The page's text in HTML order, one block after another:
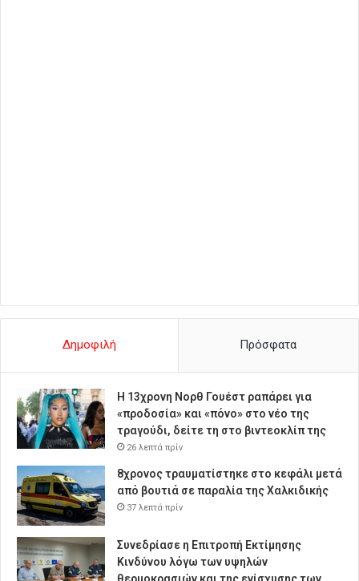
Δημοφιλή Πρόσφατα
Η 13χρονη Νορθ Γουέστ ραπάρει για
«προδοσία» και «πόνο» στο νέο της
τραγούδι, δείτε τη στο βιντεοκλίπ της
26 λεπτά πρίν
8χρονος τραυματίστηκε στο κεφάλι μετά
από βουτιά σε παραλία της Χαλκιδικής
37 λεπτά πρίν
Συνεδρίασε η Επιτροπή Εκτίμησης
Κινδύνου λόγω των υψηλών